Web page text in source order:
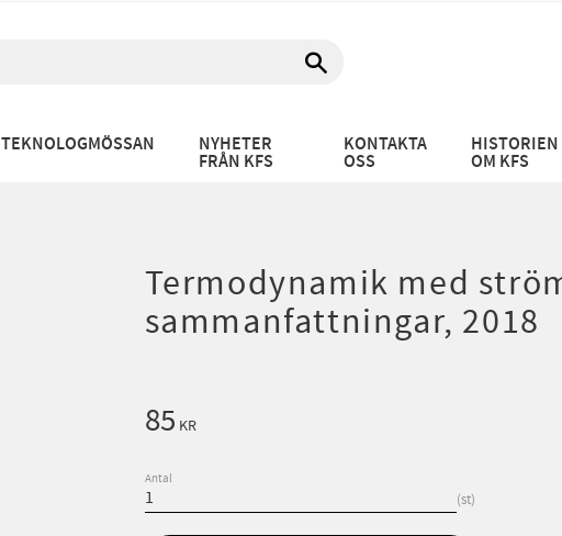
TEKNOLOGMÖSSAN NYHETER
FRÅN KFS
KONTAKTA
OSS
HISTORIEN
OM KFS
Termodynamik med
sammanfattningar, 2018
85 KR
Antal
st